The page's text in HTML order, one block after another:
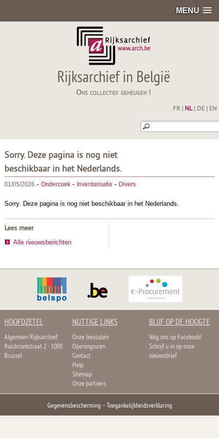
MENU
Rijksarchief in België
Ons collectief geheugen !
FR NL| DE EN
Sorry. Deze pagina is nog niet
beschikbaar in het Nederlands.
01/05/2026 - Onderzoek- Inventarisatie - Divers
Sorry. Deze pagina is nog niet beschikbaar in het Nederlands.
Lees meer
Alle nieuwsberichten
HOOFDZETEL
Algemeen Rijksarchief
Ruisbroekstraat 2 - 1000
Brussel
NUTTIGE LINKS
Onze leeszalen
Openingsuren
Contact
Help
Sitemap
Onze partners
BLIJF OP DE HOOGTE
Volg ons op Facebook!
Schrijf u in op onze
nieuwsbrief
Gegevensbescherming–Toegankelijkheidsverklaring